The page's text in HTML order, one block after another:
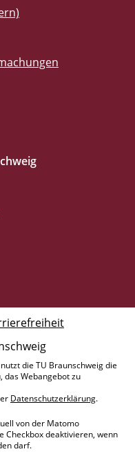
die TU Braunschweig die
das Webangebot zu
Datenschutzerklärung.
von der Matomo
Checkbox deaktivieren, wenn
darf.